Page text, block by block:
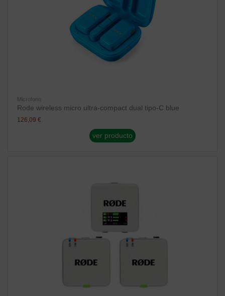
Microfono
Rode wireless micro ultra-compact dual tipo-C blue
126,09 €
ver producto